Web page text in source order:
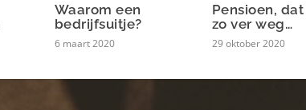
Waarom een
bedrijfsuitje?
6 maart 2020
Pensioen,
zo ver weg…
29 oktober 2020